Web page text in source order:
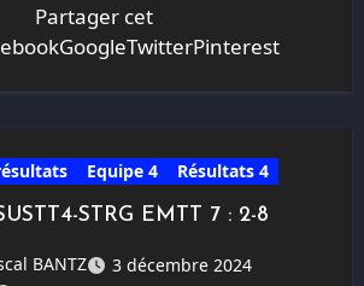
Partager cet
Equipe 4 Résultats 4
STRG EMTT 7 : 2-8
BANTZ
3 décembre 2024